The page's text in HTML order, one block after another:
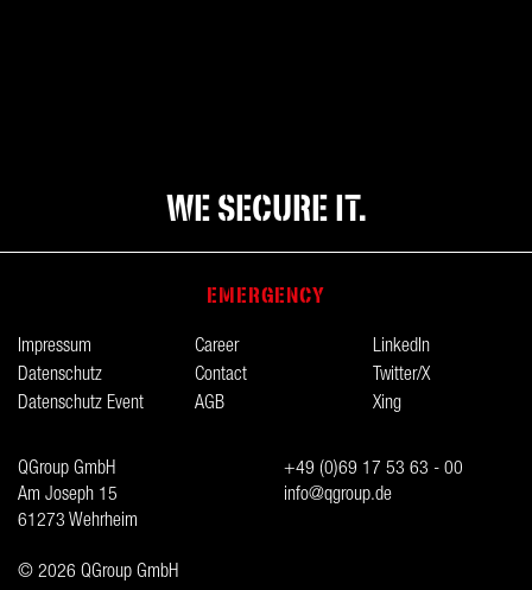
WE SECURE IT.
EMERGENCY
Impressum
Datenschutz
Datenschutz Event
Career
Contact
AGB
LinkedIn
Twitter/X
Xing
QGroup GmbH
Am Joseph 15
61273 Wehrheim
+49 (0)69 17 53 63 - 00
info@qgroup.de
© 2026 QGroup GmbH